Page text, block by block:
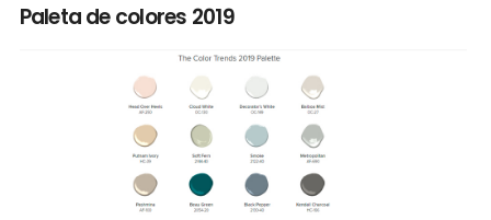
Paleta de colores 2019